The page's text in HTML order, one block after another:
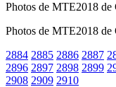
Photos de MTE2018 de
Photos de MTE2018 de
2884 2885 2886 2887
2896 2897 2898 2899
2908 2909 2910